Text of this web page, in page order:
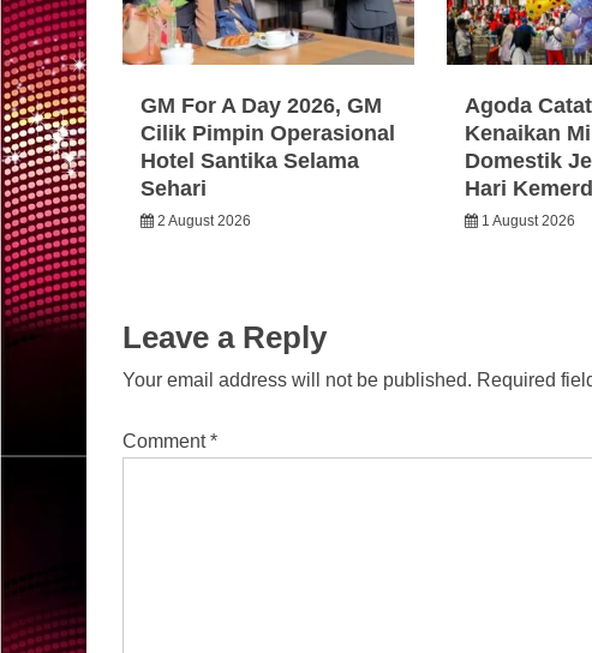
GM For A Day 2026, GM
Cilik Pimpin Operasional
Hotel Santika Selama
Sehari
2 August 2026
Agoda
Kenaikan
Domestik
Hari
1 August 2026
Leave a Reply
Your email address will not be published. Required
Comment*